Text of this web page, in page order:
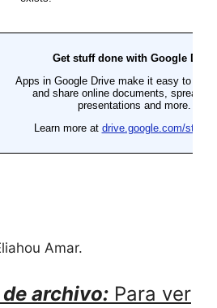
Amar.
archivo: Para ver